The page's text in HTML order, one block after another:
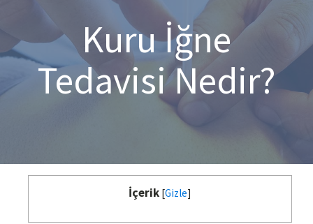
Kuru İğne
Tedavisi Nedir?
İçerik [Gizle]